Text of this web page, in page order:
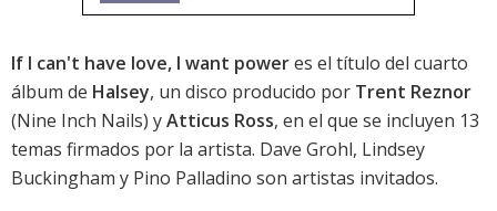
If I can't have love, I want poweres el título del cuarto
álbum de Halsey, un disco producido por Trent Reznor
(Nine Inch Nails) yAtticus Ross, en el que se incluyen 13
temas firmados por la artista. Dave Grohl, Lindsey
Buckingham y Pino Palladino son artistas invitados.